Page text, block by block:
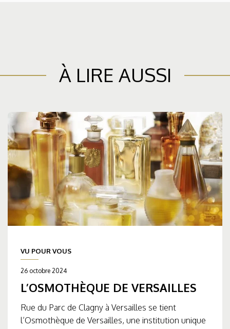
À LIRE AUSSI
VU POUR VOUS
26 octobre 2024
L’OSMOTHÈQUE DE VERSAILLES
Rue du Parc de Clagny à Versailles se tient
l’Osmothèque de Versailles, une institution unique